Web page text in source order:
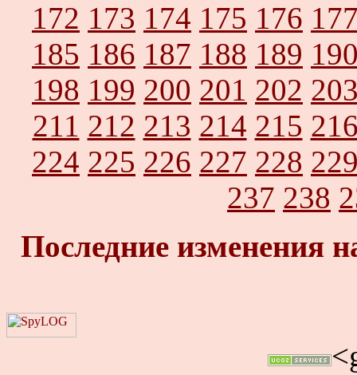
172 173 174 175 176
185 186 187 188 189
198 199 200 201 202
211 212 213 214 215
224 225 226 227 228
237 238
Последние изменения
<